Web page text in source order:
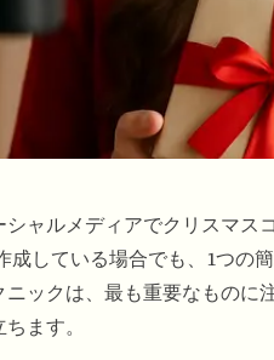
ャルメディアでクリスマス
している場合でも、1つの
ックは、最も重要なもの
ます。